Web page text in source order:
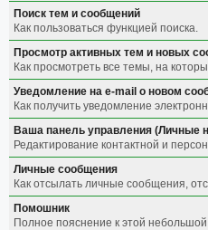
Поиск тем и сообщений
Как пользоваться функцией поиска.
Просмотр активных тем и новых
Как просмотреть все темы, на
Уведомление на е-mail о новом
Как получить уведомление
Ваша панель управления (Личные
Редактирование контактной и
Личные сообщения
Как отсылать личные сообщения,
Помошник
Полное пояснение к этой